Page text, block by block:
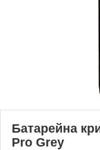
Батарейна
Pro Grey